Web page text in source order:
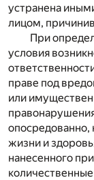
устранена
лицом,
При
условия
праве под
или
опосредованно,
жизни и
нанесенного